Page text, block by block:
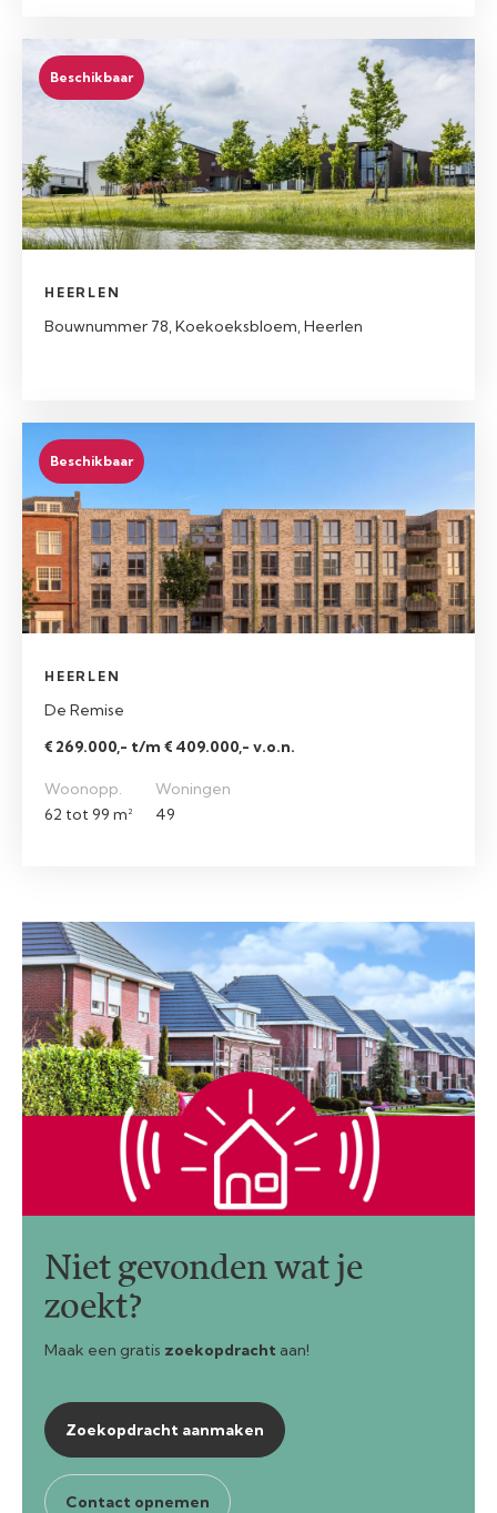
Beschikbaar
HEERLEN
Bouwnummer 78, Koekoeksbloem, Heerlen
Beschikbaar
HEERLEN
De Remise
€ 269.000,- t/m € 409.000,- v.o.n.
Woonopp.
62 tot 99 m²
Woningen
49
Niet gevonden wat je
zoekt?
Maak een gratis zoekopdracht aan!
Zoekopdracht aanmaken
Contact opnemen